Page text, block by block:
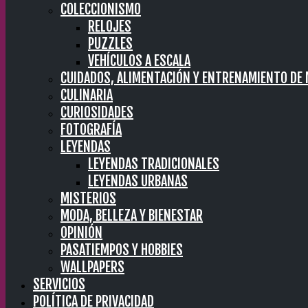
COLECCIONISMO
RELOJES
PUZZLES
VEHÍCULOS A ESCALA
CUIDADOS, ALIMENTACIÓN Y ENTRENAMIENTO DE
CULINARIA
CURIOSIDADES
FOTOGRAFÍA
LEYENDAS
LEYENDAS TRADICIONALES
LEYENDAS URBANAS
MISTERIOS
MODA, BELLEZA Y BIENESTAR
OPINIÓN
PASATIEMPOS Y HOBBIES
WALLPAPERS
SERVICIOS
POLÍTICA DE PRIVACIDAD